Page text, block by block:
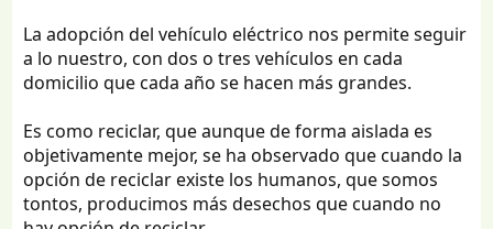
La adopción del vehículo eléctrico nos permite seguir
a lo nuestro, con dos o tres vehículos en cada
domicilio que cada año se hacen más grandes.
Es como reciclar, que aunque de forma aislada es
objetivamente mejor, se ha observado que cuando la
opción de reciclar existe los humanos, que somos
tontos, producimos más desechos que cuando no